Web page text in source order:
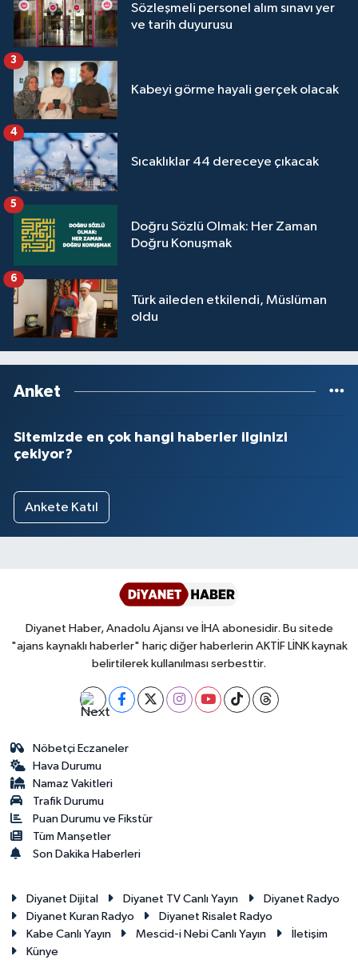
Sözleşmeli personel alım sınavı yer
ve tarih duyurusu
Kabeyi görme hayali gerçek olacak
3
Sıcaklıklar 44 dereceye çıkacak
4
Doğru Sözlü Olmak: Her Zaman
Doğru Konuşmak
5
Türk aileden etkilendi, Müslüman
oldu
6
Anket
Sitemizde en çok hangi haberler ilginizi
çekiyor?
Ankete Katıl
Diyanet Haber, Anadolu Ajansı ve İHA abonesidir. Bu sitede
"ajans kaynaklı haberler" hariç diğer haberlerin AKTİF LİNK kaynak
belirtilerek kullanılması serbesttir.
Nöbetçi Eczaneler
Hava Durumu
Namaz Vakitleri
Trafik Durumu
Puan Durumu ve Fikstür
Tüm Manşetler
Son Dakika Haberleri
Diyanet Dijital Diyanet TV Canlı Yayın
Diyanet Radyo
Diyanet Kuran Radyo
Diyanet Risalet Radyo
Kabe Canlı Yayın
Mescid-i Nebi Canlı Yayın
İletişim
Künye